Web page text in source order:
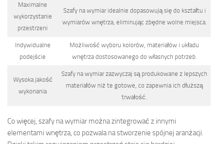
Maximalne
wykorzystanie
przestrzeni
Szafy na wymiar idealnie dopasowują się do kształtu i
wymiarów wnętrza, eliminując zbędne wolne miejsca.
Indywidualne
podejście
Możliwość wyboru kolorów, materiałów i układu
wnętrza dostosowanego do własnych potrzeb.
Wysoka jakość
wykonania
Szafy na wymiar zazwyczaj są produkowane z lepszych
materiałów niż te gotowe, co zapewnia ich dłuższą
trwałość.
Co więcej, szafy na wymiar można zintegrować z innymi
elementami wnętrza, co pozwala na stworzenie spójnej aranżacji.